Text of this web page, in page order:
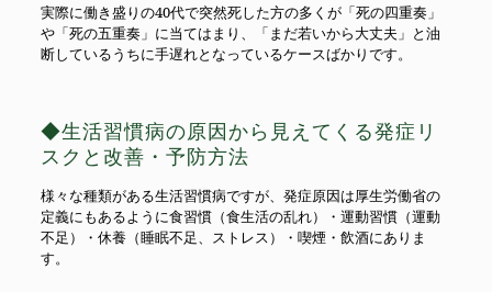
実際に働き盛りの40代で突然死した方の多くが「死の四重奏」
や「死の五重奏」に当てはまり、「まだ若いから大丈夫」と油
断しているうちに手遅れとなっているケースばかりです。
◆生活習慣病の原因から見えてくる発症リ
スクと改善・予防方法
様々な種類がある生活習慣病ですが、発症原因は厚生労働省の
定義にもあるように食習慣（食生活の乱れ）・運動習慣（運動
不足）・休養（睡眠不足、ストレス）・喫煙・飲酒にありま
す。